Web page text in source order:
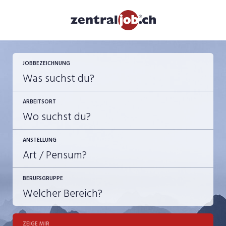
JOBBEZEICHNUNG
ARBEITSORT
ANSTELLUNG
JOB-TYP
Festanstellung
BERUFSGRUPPE
ZEIGE MIR